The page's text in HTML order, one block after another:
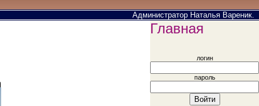
Администратор Наталья Вареник.
Главная
логин
пароль